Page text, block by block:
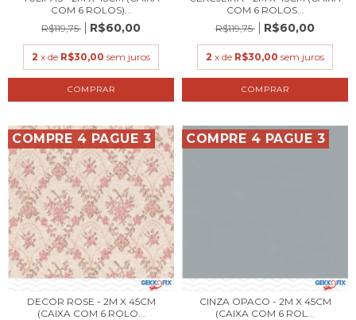
COM 6 ROLOS)...
R$119,75
R$60,00
2 x de R$30,00 sem juros
COM 6 ROLOS...
R$119,75
R$60,00
2 x de R$30,00 sem juros
COMPRE 4 PAGUE 3
DECOR ROSE - 2M X 45CM
(CAIXA COM 6 ROLO...
COMPRE 4 PAGUE 3
CINZA OPACO - 2M X 45CM
(CAIXA COM 6 ROL...